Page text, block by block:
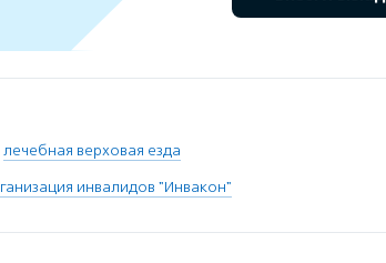
лечебная верховая езда
инвалидов "Инвакон"